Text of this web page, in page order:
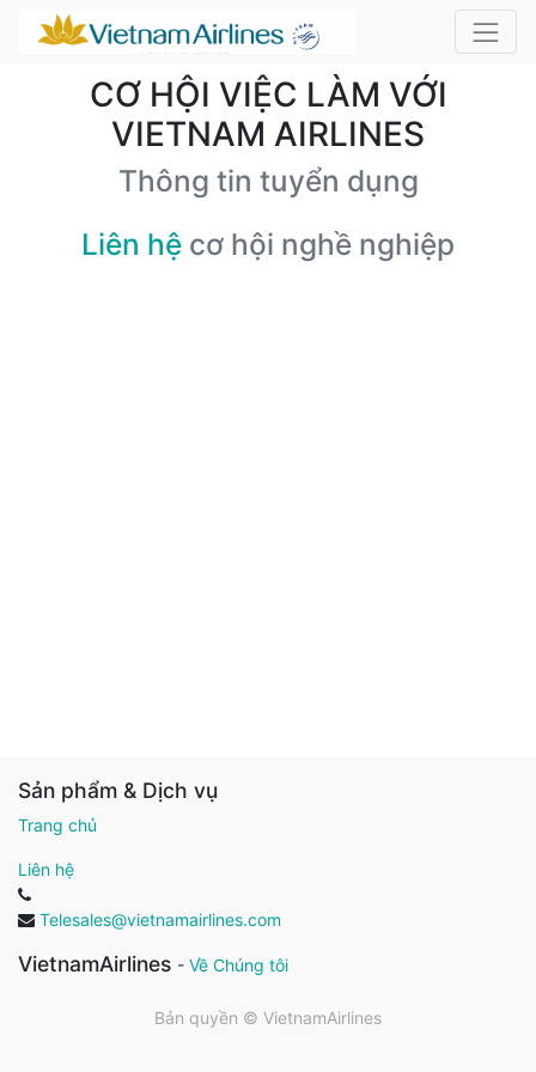
CƠ HỘI VIỆC LÀM VỚI
VIETNAM AIRLINES
Thông tin tuyển dụng
Liên hệ cơ hội nghề nghiệp
Sản phẩm & Dịch vụ
Trang chủ
Liên hệ
Telesales@vietnamairlines.com
VietnamAirlines - Về Chúng tôi
Bản quyền © VietnamAirlines